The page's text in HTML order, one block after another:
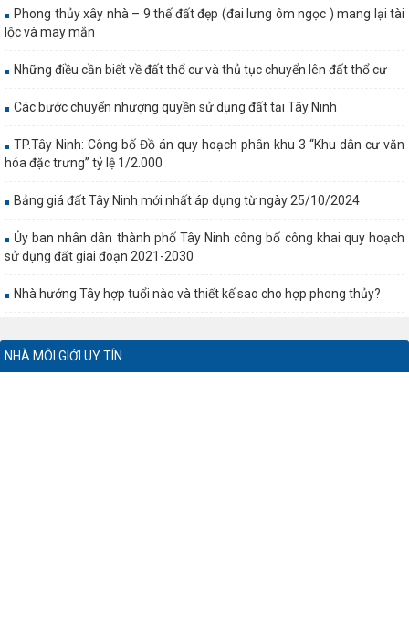
Phong thủy xây nhà – 9 thế đất đẹp (đai lưng ôm ngọc ) mang lại tài
lộc và may mắn
Những điều cần biết về đất thổ cư và thủ tục chuyển lên đất thổ cư
Các bước chuyển nhượng quyền sử dụng đất tại Tây Ninh
TP.Tây Ninh: Công bố Đồ án quy hoạch phân khu 3 “Khu dân cư văn
hóa đặc trưng” tỷ lệ 1/2.000
Bảng giá đất Tây Ninh mới nhất áp dụng từ ngày 25/10/2024
Ủy ban nhân dân thành phố Tây Ninh công bố công khai quy hoạch
sử dụng đất giai đoạn 2021-2030
Nhà hướng Tây hợp tuổi nào và thiết kế sao cho hợp phong thủy?
NHÀ MÔI GIỚI UY TÍN